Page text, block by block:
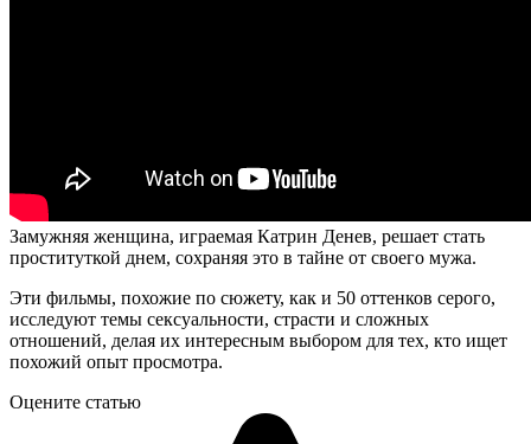
Замужняя женщина, играемая Катрин Денев, решает стать
проституткой днем, сохраняя это в тайне от своего мужа.
Эти фильмы, похожие по сюжету, как и 50 оттенков серого,
исследуют темы сексуальности, страсти и сложных
отношений, делая их интересным выбором для тех, кто ищет
похожий опыт просмотра.
Оцените статью